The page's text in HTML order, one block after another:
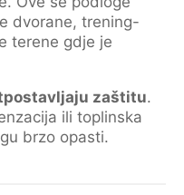
dvorane, trening-
terene gdje je
zaštitu.
ili toplinska
brzo opasti.